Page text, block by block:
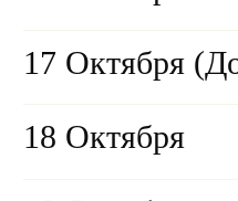
17 Октября
18 Октября